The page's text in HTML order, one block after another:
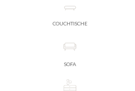
COUCHTISCHE
SOFA